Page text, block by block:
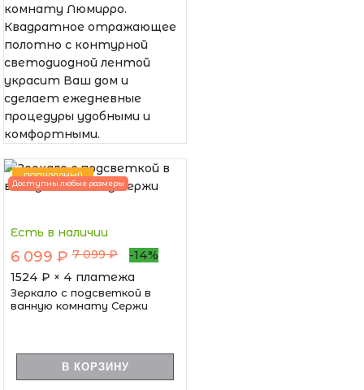
комнату Люмирро.
Квадратное отражающее
полотно с контурной
светодиодной лентой
украсит Ваш дом и
сделает ежедневные
процедуры удобными и
комфортными.
ПОПУЛЯРНЫЙ
Доступны любые размеры
Есть в наличии
6 099 ₽ 7 099 ₽
-14%
1524 ₽ × 4 платежа
Зеркало с подсветкой в
ванную комнату Сержи
В КОРЗИНУ